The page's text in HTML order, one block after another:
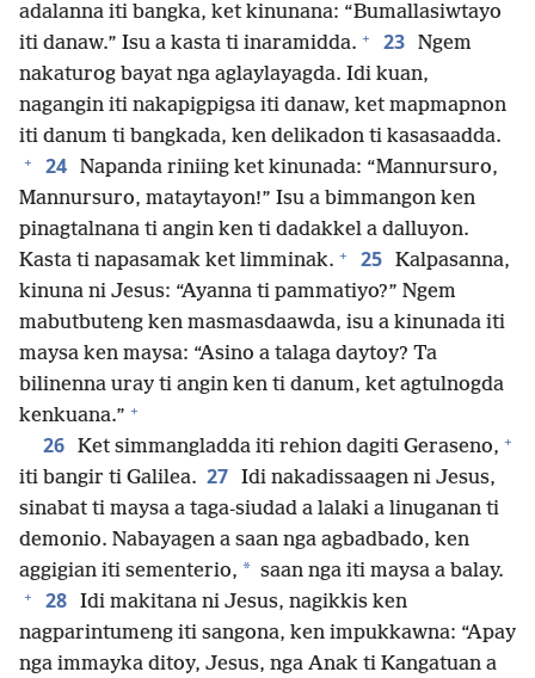
adalanna iti bangka, ket kinunana: “Bumallasiwtayo
iti danaw.” Isu a kasta ti inaramidda. + 23 Ngem
nakaturog bayat nga aglaylayagda. Idi kuan,
nagangin iti nakapigpigsa iti danaw, ket mapmapnon
iti danum ti bangkada, ken delikadon ti kasasaadda.
+ 24 Napanda riniing ket kinunada: “Mannursuro,
Mannursuro, mataytayon!” Isu a bimmangon ken
pinagtalnana ti angin ken ti dadakkel a dalluyon.
Kasta ti napasamak ket limminak. + 25 Kalpasanna,
kinuna ni Jesus: “Ayanna ti pammatiyo?” Ngem
mabutbuteng ken masmasdaawda, isu a kinunada iti
maysa ken maysa: “Asino a talaga daytoy? Ta
bilinenna uray ti angin ken ti danum, ket agtulnogda
kenkuana.” +
26 Ket simmangladda iti rehion dagiti Geraseno, +
iti bangir ti Galilea. 27 Idi nakadissaagen ni Jesus,
sinabat ti maysa a taga-siudad a lalaki a linuganan ti
demonio. Nabayagen a saan nga agbadbado, ken
aggigian iti sementerio, * saan nga iti maysa a balay.
+ 28 Idi makitana ni Jesus, nagikkis ken
nagparintumeng iti sangona, ken impukkawna: “Apay
nga immayka ditoy, Jesus, nga Anak ti Kangatuan a